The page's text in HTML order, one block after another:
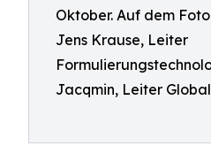
Oktober. Auf dem Foto
Jens Krause, Leiter
Jacqmin, Leiter